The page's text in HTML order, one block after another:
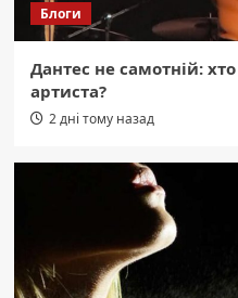
Блоги
Дантес не самотній:
артиста?
2 дні тому назад